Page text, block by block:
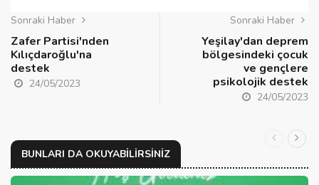
Sonraki Haber
Zafer Partisi'nden
Kılıçdaroğlu'na
destek
24/05/2023
Sonraki Haber
Yeşilay'dan deprem
bölgesindeki çocuk
ve gençlere
psikolojik destek
24/05/2023
BUNLARI DA OKUYABILIRSINIZ